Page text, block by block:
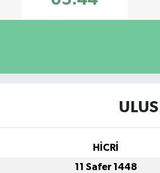
HİCRİ
11 Safer 1448